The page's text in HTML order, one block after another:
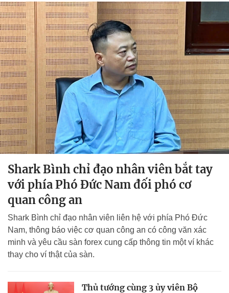
Shark Bình chỉ đạo nhân viên bắt tay
với phía Phó Đức Nam đối phó cơ
quan công an
Shark Bình chỉ đạo nhân viên liên hệ với phía Phó Đức
Nam, thông báo việc cơ quan công an có công văn xác
minh và yêu cầu sàn forex cung cấp thông tin một ví khác
thay cho ví thật của sàn.
Thủ tướng cùng 3 ủy viên Bộ